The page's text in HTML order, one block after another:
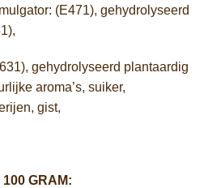
(E471), gehydrolyseerd
gehydrolyseerd plantaardig
aroma’s, suiker,
gist,
GRAM: